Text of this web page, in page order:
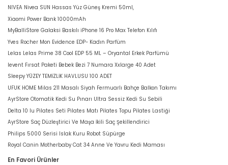
NIVEA Nivea SUN Hassas Yüz Güneş Kremi 50ml,
Xiaomi Power Bank 10000mAh
MyBalliStore Galaksi Baskılı iPhone 16 Pro Max Telefon Kılıfı
Yves Rocher Mon Evidence EDP- Kadın Parfüm
Lelas Lelas Prime 38 Cool EDP 55 ML – Oryantal Erkek Parfümü
levent Fırsat Paketi Bebek Bezi 7 Numara Xxlarge 40 Adet
Sleepy YÜZEY TEMİZLİK HAVLUSU 100 ADET
UFUK HOME Milas 211 Masalı Siyah Fermuarlı Bahçe Balkon Takımı
AyrStore Otomatik Kedi Su Pınarı Ultra Sessiz Kedi Su Sebili
Delta 10 lu Pilates Seti Pilates Matı Pilates Topu Pilates Lastiği
AyrStore Saç Düzleştirici Ve Maşa İkili Saç Şekillendirici
Philips 5000 Serisi Islak Kuru Robot Süpürge
Royal Canin Motherbaby Cat 34 Anne Ve Yavru Kedi Maması
En Favori Ürünler